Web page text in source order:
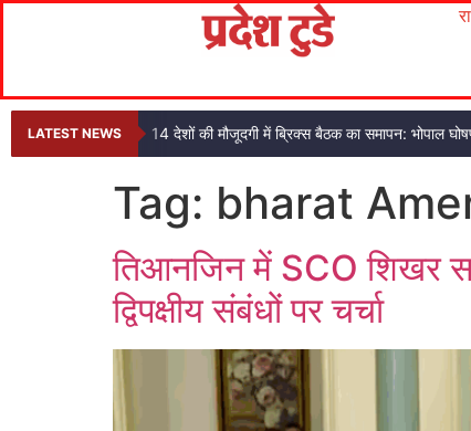
LATEST NEWS 14 देशों की मौजूदगी में ब्रिक्स बैठक का समापन: भोपाल
Tag: bharat
तिआनजिन में SCO शिखर
द्विपक्षीय संबंधों पर चर्चा